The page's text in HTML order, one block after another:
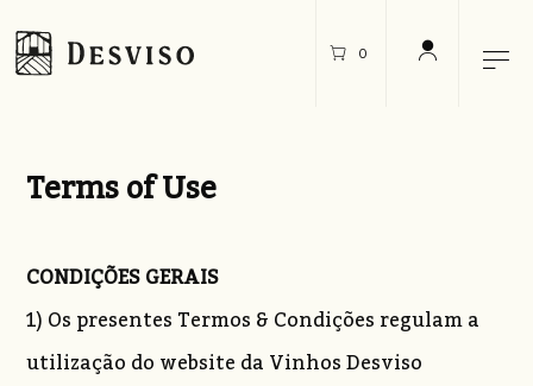
0
Terms of Use
Terms of Use
CONDIÇÕES GERAIS
1) Os presentes Termos & Condições regulam a
utilização do website da Vinhos Desviso